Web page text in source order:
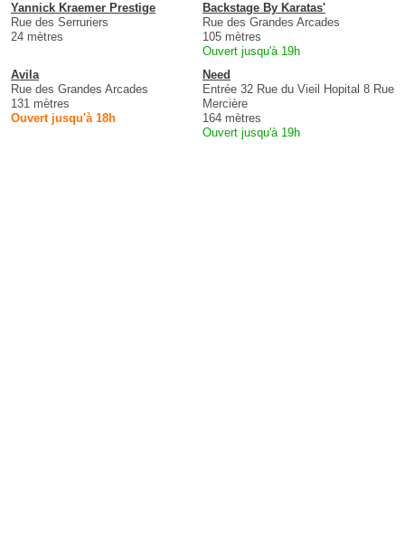
Yannick Kraemer Prestige
Rue des Serruriers
24 mètres
Backstage By Karatas'
Rue des Grandes Arcades
105 mètres
Ouvert jusqu'à 19h
Avila
Rue des Grandes Arcades
131 mètres
Ouvert jusqu'à 18h
Need
Entrée 32 Rue du Vieil Hopital 8 Rue
Mercière
164 mètres
Ouvert jusqu'à 19h